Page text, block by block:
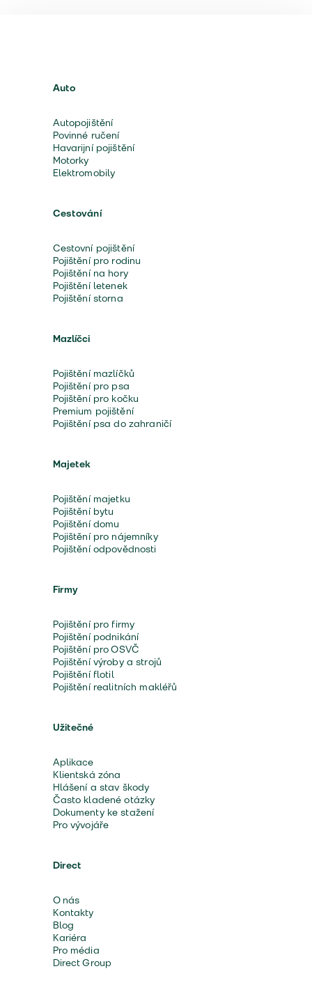
Auto
Autopojištění
Povinné ručení
Havarijní pojištění
Motorky
Elektromobily
Cestování
Cestovní pojištění
Pojištění pro rodinu
Pojištění na hory
Pojištění letenek
Pojištění storna
Mazlíčci
Pojištění mazlíčků
Pojištění pro psa
Pojištění pro kočku
Premium pojištění
Pojištění psa do zahraničí
Majetek
Pojištění majetku
Pojištění bytu
Pojištění domu
Pojištění pro nájemníky
Pojištění odpovědnosti
Firmy
Pojištění pro firmy
Pojištění podnikání
Pojištění pro OSVČ
Pojištění výroby a strojů
Pojištění flotil
Pojištění realitních makléřů
Užitečné
Aplikace
Klientská zóna
Hlášení a stav škody
Často kladené otázky
Dokumenty ke stažení
Pro vývojáře
Direct
O nás
Kontakty
Blog
Kariéra
Pro média
Direct Group